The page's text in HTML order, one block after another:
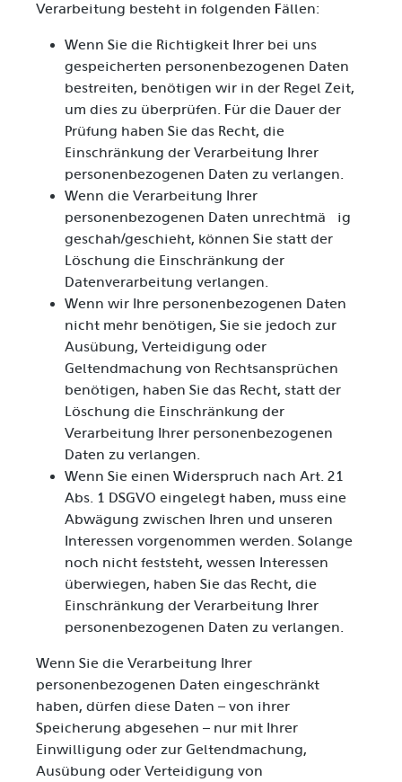
Verarbeitung besteht in folgenden Fällen:
Wenn Sie die Richtigkeit Ihrer bei uns
gespeicherten personenbezogenen Daten
bestreiten, benötigen wir in der Regel Zeit,
um dies zu überprüfen. Für die Dauer der
Prüfung haben Sie das Recht, die
Einschränkung der Verarbeitung Ihrer
personenbezogenen Daten zu verlangen.
Wenn die Verarbeitung Ihrer
personenbezogenen Daten unrechtmäßig
geschah/geschieht, können Sie statt der
Löschung die Einschränkung der
Datenverarbeitung verlangen.
Wenn wir Ihre personenbezogenen Daten
nicht mehr benötigen, Sie sie jedoch zur
Ausübung, Verteidigung oder
Geltendmachung von Rechtsansprüchen
benötigen, haben Sie das Recht, statt der
Löschung die Einschränkung der
Verarbeitung Ihrer personenbezogenen
Daten zu verlangen.
Wenn Sie einen Widerspruch nach Art. 21
Abs. 1 DSGVO eingelegt haben, muss eine
Abwägung zwischen Ihren und unseren
Interessen vorgenommen werden. Solange
noch nicht feststeht, wessen Interessen
überwiegen, haben Sie das Recht, die
Einschränkung der Verarbeitung Ihrer
personenbezogenen Daten zu verlangen.
Wenn Sie die Verarbeitung Ihrer
personenbezogenen Daten eingeschränkt
haben, dürfen diese Daten – von ihrer
Speicherung abgesehen – nur mit Ihrer
Einwilligung oder zur Geltendmachung,
Ausübung oder Verteidigung von